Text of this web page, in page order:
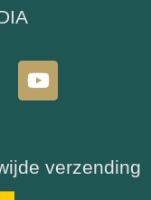
verzending